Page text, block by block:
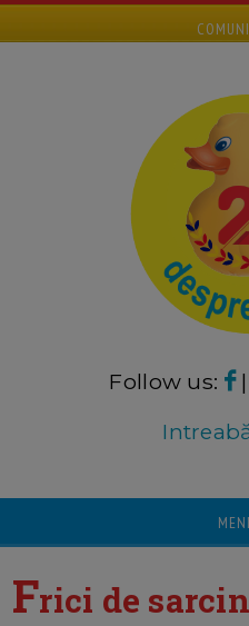
Follow us: |
Frici de